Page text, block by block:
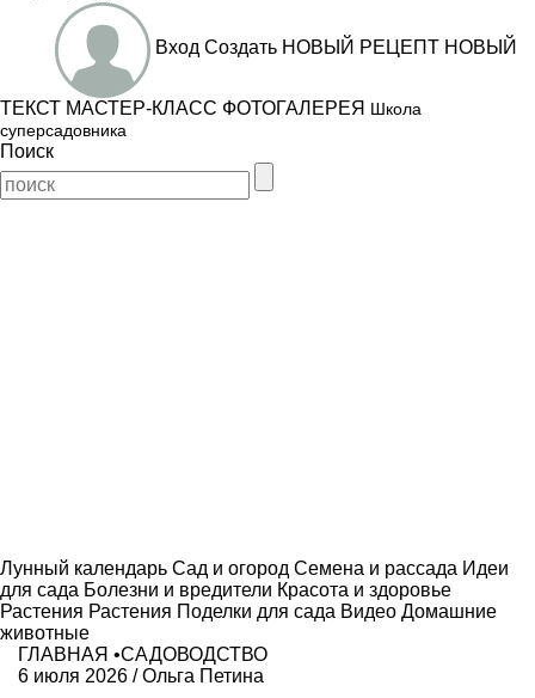
Вход Создать НОВЫЙ РЕЦЕПТ НОВЫЙ
ТЕКСТ МАСТЕР-КЛАСС ФОТОГАЛЕРЕЯ Школа
суперсадовника
Поиск
Лунный календарь Сад и огород Семена и рассада Идеи
для сада Болезни и вредители Красота и здоровье
Растения Растения Поделки для сада Видео Домашние
животные
ГЛАВНАЯ •САДОВОДСТВО
6 июля 2026 /Ольга Петина